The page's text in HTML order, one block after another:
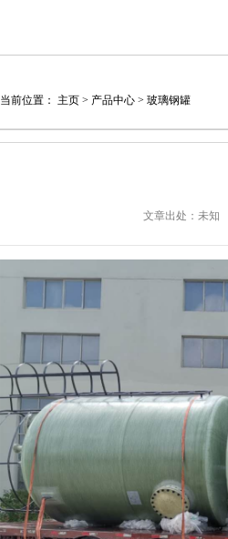
当前位置： 主页 > 产品中心 > 玻璃钢罐
文章出处：未知